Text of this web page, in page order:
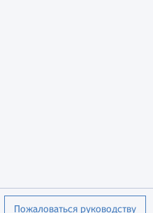
Пожаловаться руководству